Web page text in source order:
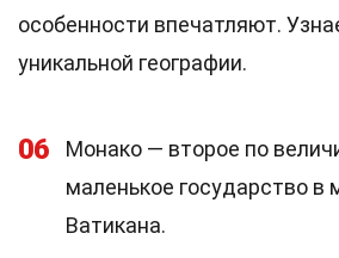
особенности впечатляют.
уникальной географии.
06
Монако — второе по
маленькое государство в
Ватикана.